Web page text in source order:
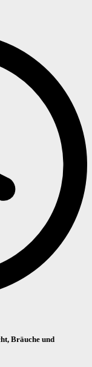
Bräuche und